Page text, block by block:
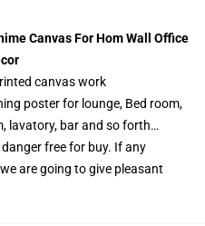
Canvas For Hom Wall Office
canvas work
poster for lounge, Bed room,
lavatory, bar and so forth…
free for buy. If any
are going to give pleasant